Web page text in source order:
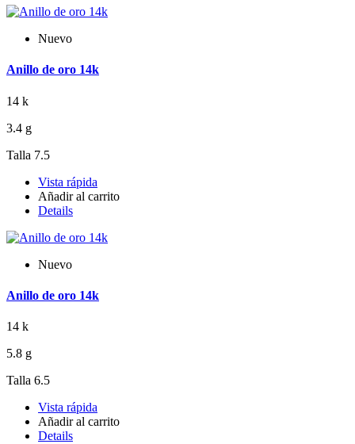
Nuevo
Anillo de oro 14k
14 k
3.4 g
Talla 7.5
Vista rápida
Añadir al carrito
Details
Nuevo
Anillo de oro 14k
14 k
5.8 g
Talla 6.5
Vista rápida
Añadir al carrito
Details